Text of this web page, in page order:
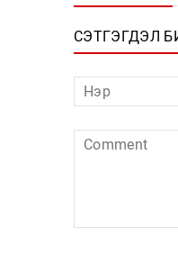
СЭТГЭГДЭЛ